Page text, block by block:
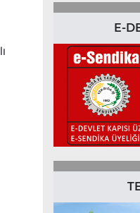
E-